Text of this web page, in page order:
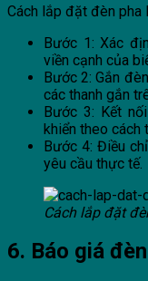
Cách lắp đặt đèn pha
Bước 1: Xác
viền cạnh của
Bước 2: Gắn
các thanh gắn
Bước 3: Kết
khiển theo cách
Bước 4: Điều
yêu cầu thực tế.
Cách lắp đặt
6. Báo giá